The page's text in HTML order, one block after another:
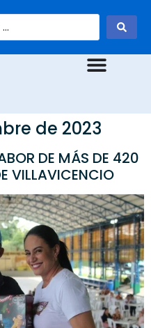
de 2023
DE MÁS DE 420
VILLAVICENCIO